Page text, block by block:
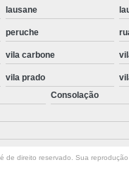
lausane
peruche
vila carbone
vila prado
Consolação
de direito reservado. Sua